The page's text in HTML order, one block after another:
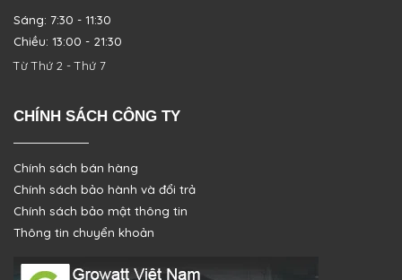
Sáng: 7:30 - 11:30
Chiều: 13:00 - 21:30
Từ Thứ 2 - Thứ 7
CHÍNH SÁCH CÔNG TY
Chính sách bán hàng
Chính sách bảo hành và đổi trả
Chính sách bảo mật thông tin
Thông tin chuyển khoản